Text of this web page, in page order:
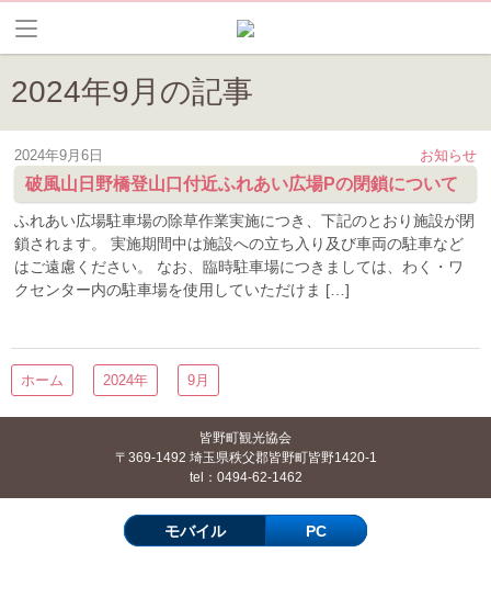
2024年9月の記事
お知らせ
2024年9月6日
破風山日野橋登山口付近ふれあい広場Pの閉鎖について
ふれあい広場駐車場の除草作業実施につき、下記のとおり施設が閉
鎖されます。 実施期間中は施設への立ち入り及び車両の駐車など
はご遠慮ください。 なお、臨時駐車場につきましては、わく・ワ
クセンター内の駐車場を使用していただけま […]
ホーム 2024年 9月
皆野町観光協会
〒369-1492 埼玉県秩父郡皆野町皆野1420-1
tel：0494-62-1462
モバイル PC